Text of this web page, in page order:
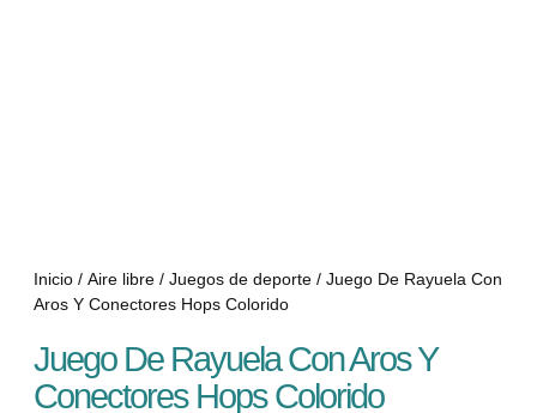
Inicio / Aire libre / Juegos de deporte / Juego De Rayuela Con
Aros Y Conectores Hops Colorido
Juego De Rayuela Con Aros Y
Conectores Hops Colorido